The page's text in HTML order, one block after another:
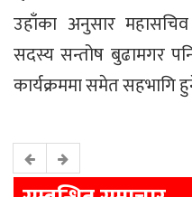
उहाँका अनुसार
सदस्य सन्तोष बुढामगर
कार्यक्रममा समेत सहभागि